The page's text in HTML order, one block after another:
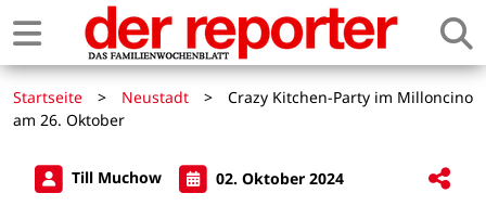
Startseite > Neustadt >
Crazy Kitchen-Party im Milloncino
am 26. Oktober
Till Muchow 02. Oktober 2024